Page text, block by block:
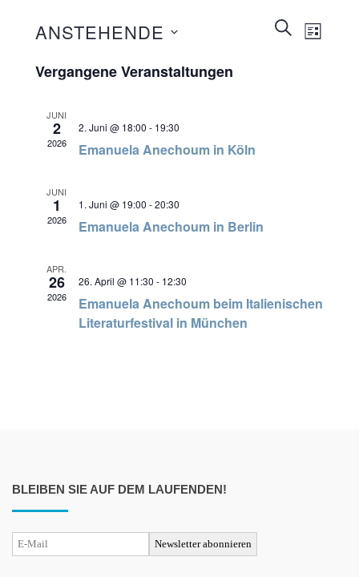
SUCHE
LISTE
ANSTEHENDE
wählen.
Vergangene Veranstaltungen
JUNI
2
2026
2. Juni @ 18:00 - 19:30
Emanuela Anechoum in Köln
JUNI
1
2026
1. Juni @ 19:00 -20:30
Emanuela Anechoum in Berlin
APR.
26
2026
26. April @ 11:30 - 12:30
Emanuela Anechoum beim Italienischen
Literaturfestival in München
BLEIBEN SIE AUF DEM LAUFENDEN!